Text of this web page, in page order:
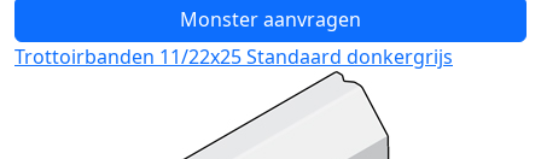
Monster aanvragen
Trottoirbanden 11/22x25 Standaard donkergrijs